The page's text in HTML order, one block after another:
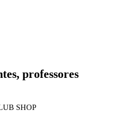
professores
SHOP